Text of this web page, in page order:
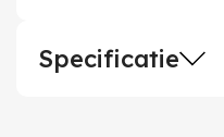
Specificatie